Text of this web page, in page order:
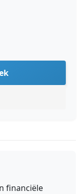
financiële